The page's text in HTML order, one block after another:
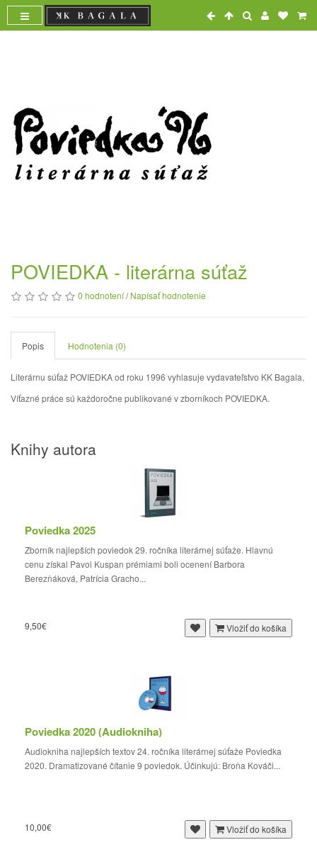
POVIEDKA - literárna súťaž
0 hodnotení/Napísať hodnotenie
Popis Hodnotenia (0)
Literárnu súťaž POVIEDKA od roku 1996 vyhlasuje vydavateľstvo KK Bagala.
Víťazné práce sú každoročne publikované v zborníkoch POVIEDKA.
Knihy autora
Poviedka 2025
Zborník najlepších poviedok 29. ročníka literárnej súťaže. Hlavnú
cenu získal Pavol Kuspan prémiami boli ocenení Barbora
Berezňáková, Patrícia Gracho...
9,50€ Vložiť do košíka
Poviedka 2020 (Audiokniha)
Audiokniha najlepších textov 24. ročníka literárnej súťaže Poviedka
2020. Dramatizované čítanie 9 poviedok. Účinkujú: Broňa Kováči...
10,00€ Vložiť do košíka